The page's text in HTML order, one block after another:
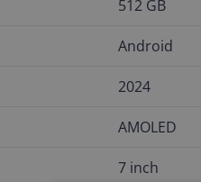
512 GB
Android
2024
AMOLED
7 inch